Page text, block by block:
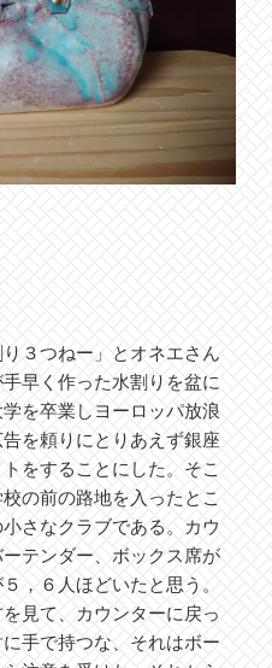
３つねー」とオネエさん
早く作った水割りを盆に
を卒業しヨーロッパ放浪
を頼りにとりあえず銀座
をすることにした。そこ
の前の路地を入ったとこ
さなクラブである。カウ
テンダー、ボックス席が
，６人ほどいたと思う。
見て、カウンターに戻っ
手で持つな、それはボー